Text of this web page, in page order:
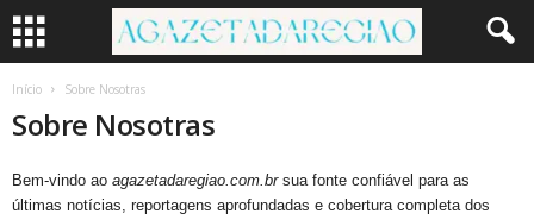
Início Sobre Nosotras
Sobre Nosotras
Bem-vindo ao agazetadaregiao.com.brsua fonte confiável para as
últimas notícias, reportagens aprofundadas e cobertura completa dos